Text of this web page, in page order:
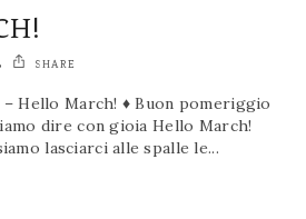
SHARE
– Hello March! ♦ Buon pomeriggio
dire con gioia Hello March!
lasciarci alle spalle le...